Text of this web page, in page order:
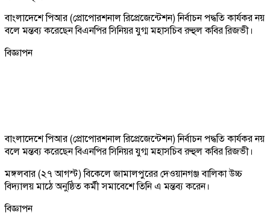
বাংলাদেশে পিআর (প্রোপোরশনাল রিপ্রেজেন্টেশন) নির্বাচন পদ্ধতি কার্যকর নয়
বলে মন্তব্য করেছেন বিএনপির সিনিয়র যুগ্ম মহাসচিব রুহুল কবির রিজভী।
বিজ্ঞাপন
বাংলাদেশে পিআর (প্রোপোরশনাল রিপ্রেজেন্টেশন) নির্বাচন পদ্ধতি কার্যকর নয়
বলে মন্তব্য করেছেন বিএনপির সিনিয়র যুগ্ম মহাসচিব রুহুল কবির রিজভী।
মঙ্গলবার (২৭ আগস্ট) বিকেলে জামালপুরের দেওয়ানগঞ্জ বালিকা উচ্চ
বিদ্যালয় মাঠে অনুষ্ঠিত কর্মী সমাবেশে তিনি এ মন্তব্য করেন।
বিজ্ঞাপন